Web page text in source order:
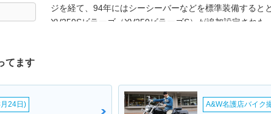
ジを経て、94年にはシーシーバーなどを標準装備すると
XV250Sビラーゴ（XV250ビラーゴS）が追加設定され
てます
24日) A&W名護店バイク